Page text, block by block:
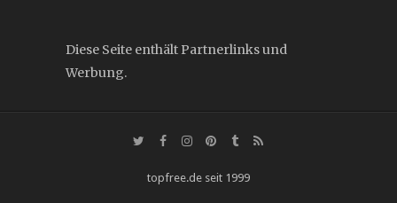
Diese Seite enthält Partnerlinks und
Werbung.
topfree.de seit 1999